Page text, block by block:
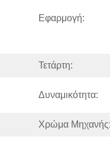
Εφαρμογή:
Τετάρτη:
Δυναμικότητα:
Χρώμα Μηχανής: